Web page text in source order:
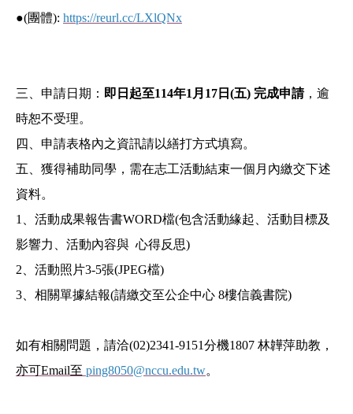
●(團體): https://reurl.cc/LXlQNx
三、申請日期： 即日起至114年1 月 17 日 (五) 完成申請，逾
時恕不受理。
四、申請表格內之資訊請以繕打方式填寫。
五、獲得補助同學，需在志工活動結束一個月內繳交下述
資料。
1、活動成果報告書WORD檔(包含活動緣起、活動目標及
影響力、活動內容與 心得反思)
2、活動照片3-5張(JPEG檔)
3、相關單據結報(請繳交至公企中心 8樓信義書院)
如有相關問題，請洽(02)2341-9151分機1807 林韡萍助教，
亦可Email至 ping8050@nccu.edu.tw。